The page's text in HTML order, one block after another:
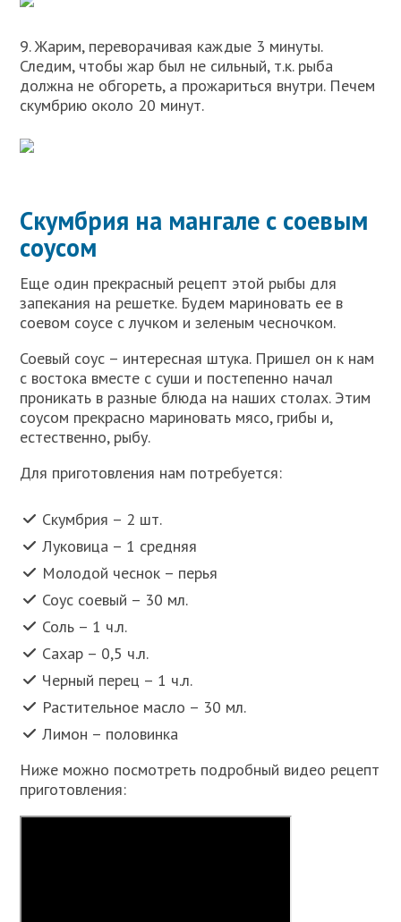
9. Жарим, переворачивая каждые 3 минуты.
Следим, чтобы жар был не сильный, т.к. рыба
должна не обгореть, а прожариться внутри. Печем
скумбрию около 20 минут.
Скумбрия на мангале с соевым
соусом
Еще один прекрасный рецепт этой рыбы для
запекания на решетке. Будем мариновать ее в
соевом соусе с лучком и зеленым чесночком.
Соевый соус – интересная штука. Пришел он к нам
с востока вместе с суши и постепенно начал
проникать в разные блюда на наших столах. Этим
соусом прекрасно мариновать мясо, грибы и,
естественно, рыбу.
Для приготовления нам потребуется:
Скумбрия – 2 шт.
Луковица – 1 средняя
Молодой чеснок – перья
Соус соевый – 30 мл.
Соль – 1 ч.л.
Сахар – 0,5 ч.л.
Черный перец – 1 ч.л.
Растительное масло – 30 мл.
Лимон – половинка
Ниже можно посмотреть подробный видео рецепт
приготовления: